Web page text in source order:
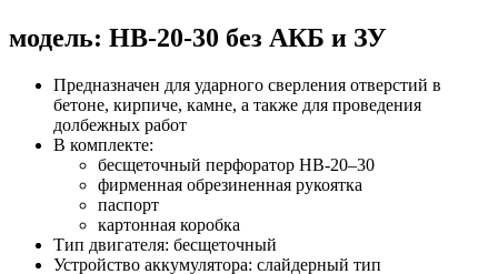
модель: HB-20-30 без АКБ и ЗУ
Предназначен для ударного сверления отверстий в
бетоне, кирпиче, камне, а также для проведения
долбежных работ
В комплекте:
бесщеточный перфоратор HB-20–30
фирменная обрезиненная рукоятка
паспорт
картонная коробка
Тип двигателя: бесщеточный
Устройство аккумулятора: слайдерный тип